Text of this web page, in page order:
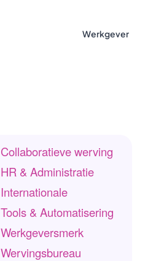
Werkgever
Collaboratieve werving
HR & Administratie
Internationale
Tools & Automatisering
Werkgeversmerk
Wervingsbureau